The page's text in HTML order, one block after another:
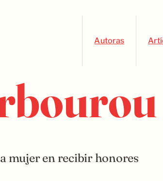
Autoras
mujer en recibir honores